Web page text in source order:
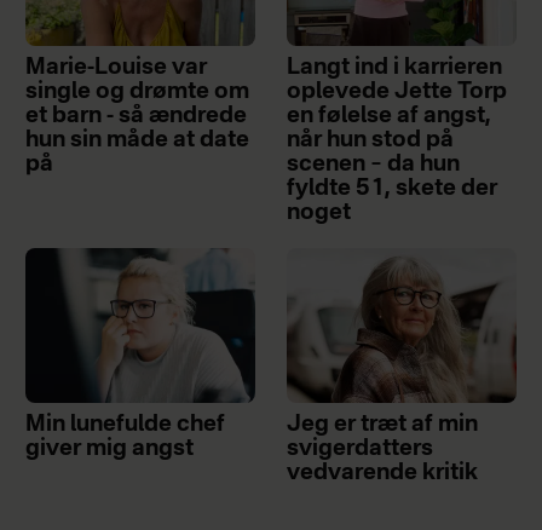
Marie-Louise var
single og drømte om
et barn - så ændrede
hun sin måde at date
på
Langt ind i karrieren
oplevede Jette Torp
en følelse af angst,
når hun stod på
scenen – da hun
fyldte 51, skete der
noget
Min lunefulde chef
giver mig angst
Jeg er træt af min
svigerdatters
vedvarende kritik